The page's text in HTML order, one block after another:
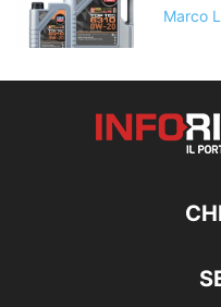
Marco